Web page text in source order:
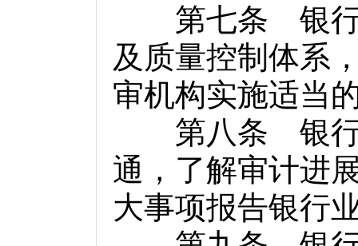
第七条 银行业
及质量控制体系
审机构实施适当
第八条 银行业
通，了解审计进
大事项报告银行